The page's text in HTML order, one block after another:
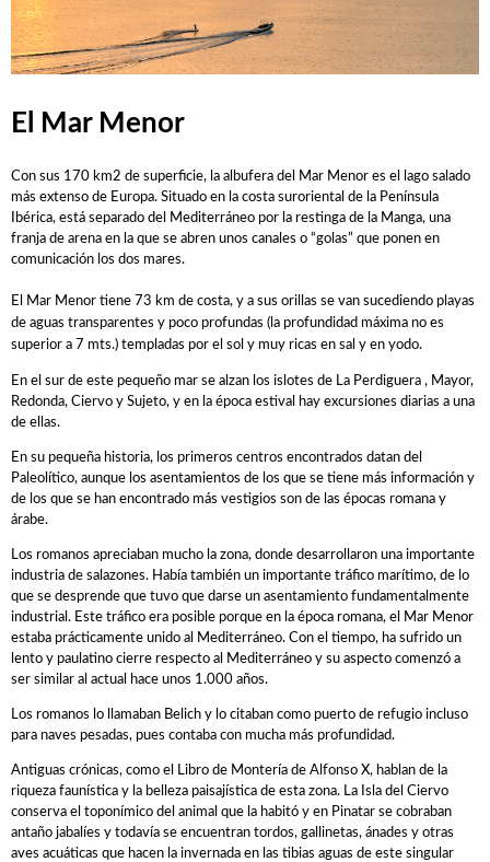
Francisco Alfonso Guzmán Perez
Ana López Oliva
Oficina permanente y sala de prensa
Hospitales
Detalles , Horarios y Preliminares
Vestuarios - Duchas
Recorrido
JUNIOR y ÉLITE-SUB23
Clasificaciones
Participantes
Participantes
Equipos
MOVISTAR TEAM WOMEN
SELECCIÓN MURCIANA
BIZKAYA DURANGO EUSKADI MURIAS
FRIGORIFICOS COSTA BRAVA
CATEMA CAT
RETELEC ATHENEA
NAFARROA ERMITAGAÑA
El Mar Menor
Con sus 170 km2 de superficie, la albufera del Mar Menor es el lago salado
más extenso de Europa. Situado en la costa suroriental de la Península
Ibérica, está separado del Mediterráneo por la restinga de la Manga, una
franja de arena en la que se abren unos canales o “golas” que ponen en
comunicación los dos mares.
El Mar Menor tiene 73 km de costa, y a sus orillas se van sucediendo playas
de aguas transparentes y poco profundas (la profundidad máxima no es
superior a 7 mts.) templadas por el sol y muy ricas en sal y en yodo.
En el sur de este pequeño mar se alzan los islotes de La Perdiguera , Mayor,
Redonda, Ciervo y Sujeto, y en la época estival hay excursiones diarias a una
de ellas.
En su pequeña historia, los primeros centros encontrados datan del
Paleolítico, aunque los asentamientos de los que se tiene más información y
de los que se han encontrado más vestigios son de las épocas romana y
árabe.
Los romanos apreciaban mucho la zona, donde desarrollaron una importante
industria de salazones. Había también un importante tráfico marítimo, de lo
que se desprende que tuvo que darse un asentamiento fundamentalmente
industrial. Este tráfico era posible porque en la época romana, el Mar Menor
estaba prácticamente unido al Mediterráneo. Con el tiempo, ha sufrido un
lento y paulatino cierre respecto al Mediterráneo y su aspecto comenzó a
ser similar al actual hace unos 1.000 años.
Los romanos lo llamaban Belich y lo citaban como puerto de refugio incluso
para naves pesadas, pues contaba con mucha más profundidad.
Antiguas crónicas, como el Libro de Montería de Alfonso X, hablan de la
riqueza faunística y la belleza paisajística de esta zona. La Isla del Ciervo
conserva el toponímico del animal que la habitó y en Pinatar se cobraban
antaño jabalíes y todavía se encuentran tordos, gallinetas, ánades y otras
aves acuáticas que hacen la invernada en las tibias aguas de este singular